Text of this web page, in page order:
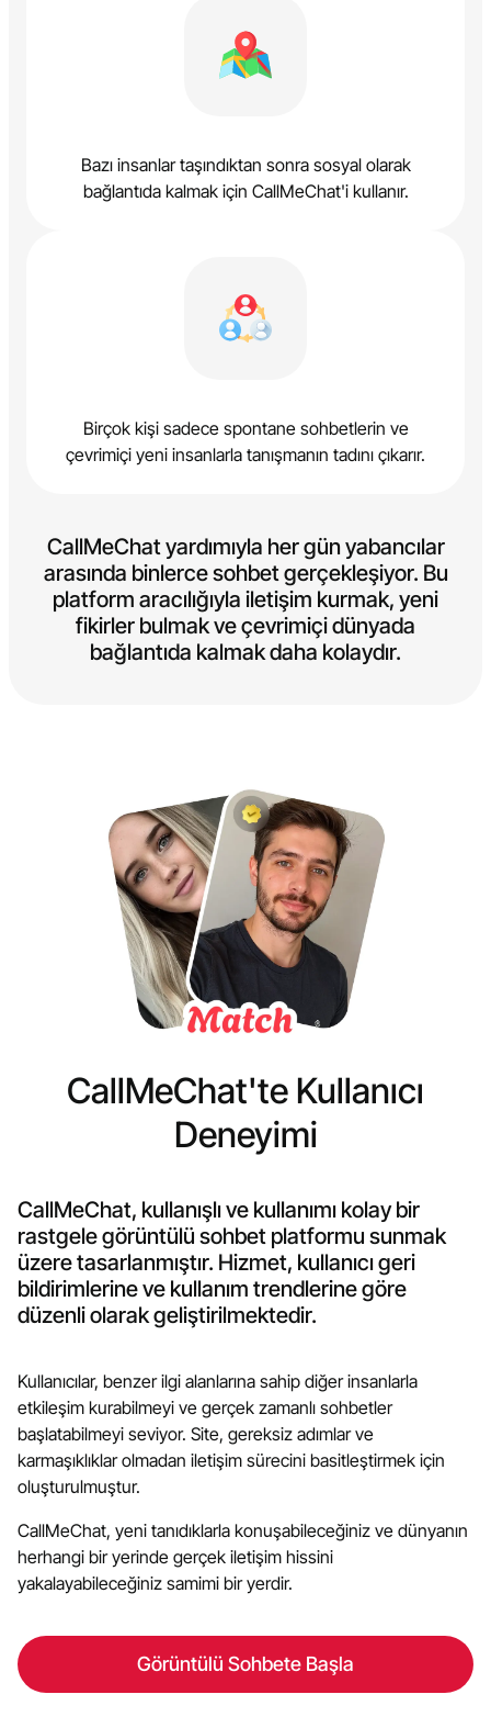
Bazı insanlar taşındıktan sonra sosyal olarak
bağlantıda kalmak için CallMeChat'i kullanır.
Birçok kişi sadece spontane sohbetlerin ve
çevrimiçi yeni insanlarla tanışmanın tadını çıkarır.
CallMeChat yardımıyla her gün yabancılar
arasında binlerce sohbet gerçekleşiyor. Bu
platform aracılığıyla iletişim kurmak, yeni
fikirler bulmak ve çevrimiçi dünyada
bağlantıda kalmak daha kolaydır.
CallMeChat'te Kullanıcı
Deneyimi
CallMeChat, kullanışlı ve kullanımı kolay bir
rastgele görüntülü sohbet platformu sunmak
üzere tasarlanmıştır. Hizmet, kullanıcı geri
bildirimlerine ve kullanım trendlerine göre
düzenli olarak geliştirilmektedir.
Kullanıcılar, benzer ilgi alanlarına sahip diğer insanlarla
etkileşim kurabilmeyi ve gerçek zamanlı sohbetler
başlatabilmeyi seviyor. Site, gereksiz adımlar ve
karmaşıklıklar olmadan iletişim sürecini basitleştirmek için
oluşturulmuştur.
CallMeChat, yeni tanıdıklarla konuşabileceğiniz ve dünyanın
herhangi bir yerinde gerçek iletişim hissini
yakalayabileceğiniz samimi bir yerdir.
Görüntülü Sohbete Başla